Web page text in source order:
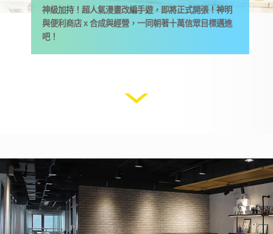
神級加持！超人氣漫畫改編手遊，即將正式開張！神明
與便利商店 x 合成與經營，一同朝著十萬信眾目標邁進
吧！